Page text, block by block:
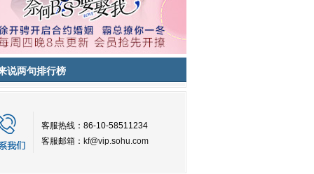
说两句排行榜
客服热线：86-10-58511234
客服邮箱： kf@vip.sohu.com